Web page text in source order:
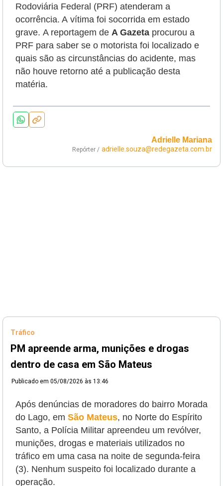
Rodoviária Federal (PRF) atenderam a
ocorrência. A vítima foi socorrida em estado
grave. A reportagem de A Gazeta procurou a
PRF para saber se o motorista foi localizado e
quais são as circunstâncias do acidente, mas
não houve retorno até a publicação desta
matéria.
Adrielle Mariana
Repórter / adrielle.souza@redegazeta.com.br
Tráfico
PM apreende arma, munições e drogas
dentro de casa em São Mateus
Publicado em 05/08/2026 às 13:46
Após denúncias de moradores do bairro Morada
do Lago, em São Mateus, no Norte do Espírito
Santo, a Polícia Militar apreendeu um revólver,
munições, drogas e materiais utilizados no
tráfico em uma casa na noite de segunda-feira
(3). Nenhum suspeito foi localizado durante a
operação.